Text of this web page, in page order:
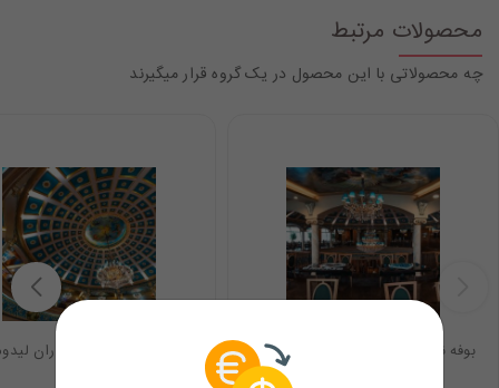
محصولات مرتبط
چه محصولاتی با این محصول در یک گروه قرار میگیرند
بوفه نهار کاخ رستوران لیدوما بوفه صبحانه کاخ رستوران